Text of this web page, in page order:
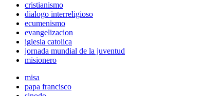
cristianismo
dialogo interreligioso
ecumenismo
evangelizacion
iglesia catolica
jornada mundial de la juventud
misionero
misa
papa francisco